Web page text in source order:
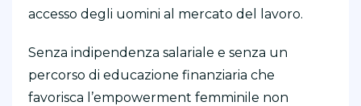
accesso degli uomini al mercato del lavoro.
Senza indipendenza salariale e senza un
percorso di educazione finanziaria che
favorisca l’empowerment femminile non